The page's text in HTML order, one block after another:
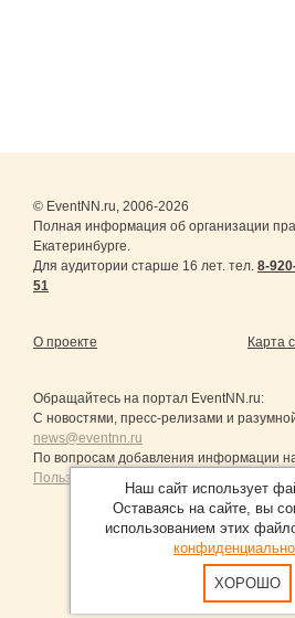
© EventNN.ru, 2006-2026
Полная информация об организации
Екатеринбурге.
Для аудитории старше 16 лет. тел. 8-
51
О проекте Карта
Обращайтесь на портал EventNN.ru:
С новостями, пресс-релизами и
news@eventnn.ru
По вопросам добавления информации
Пользовательское Соглашение и
Продвижение сайтов
Наш сайт использует
Оставаясь на сайте, вы
использованием этих
ХОРОШО